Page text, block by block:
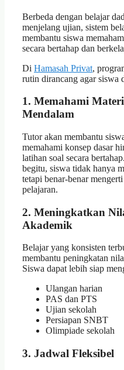
Berbeda dengan belajar
menjelang ujian, sistem
membantu siswa
secara bertahap dan
Di Hamasah Privat,
rutin dirancang agar siswa
1. Memahami
Mendalam
Tutor akan membantu
memahami konsep dasar
latihan soal secara
begitu, siswa tidak hanya
tetapi benar-benar
pelajaran.
2. Meningkatkan
Akademik
Belajar yang konsisten
membantu peningkatan
Siswa dapat lebih siap
Ulangan harian
PAS dan PTS
Ujian sekolah
Persiapan SNBT
Olimpiade sekolah
3. Jadwal Fleksibel